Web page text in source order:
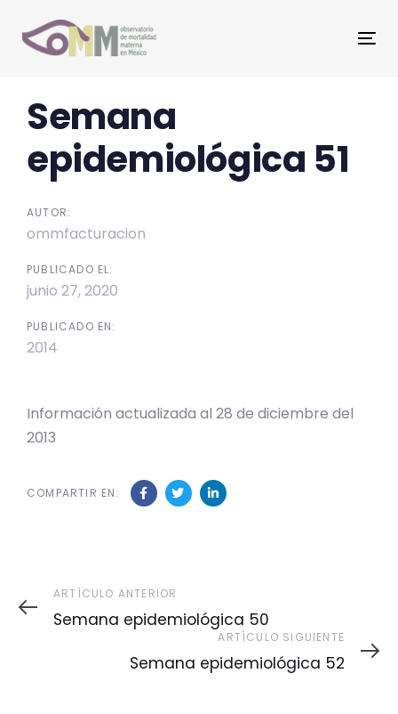
links
primary
content
Semana
epidemiológica 51
AUTOR:
ommfacturacion
PUBLICADO EL:
junio 27, 2020
PUBLICADO EN:
2014
Información actualizada al 28 de diciembre del
2013
COMPARTIR EN:
Post
navigation
Artículo
Anterior
ARTÍCULO ANTERIOR
Semana epidemiológica 50
Siguiente
ARTÍCULO SIGUIENTE
Semana epidemiológica 52